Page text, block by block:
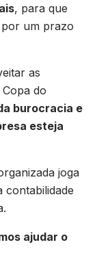
, para que
um prazo
as
do
burocracia e
esteja
joga
contabilidade
ajudar o